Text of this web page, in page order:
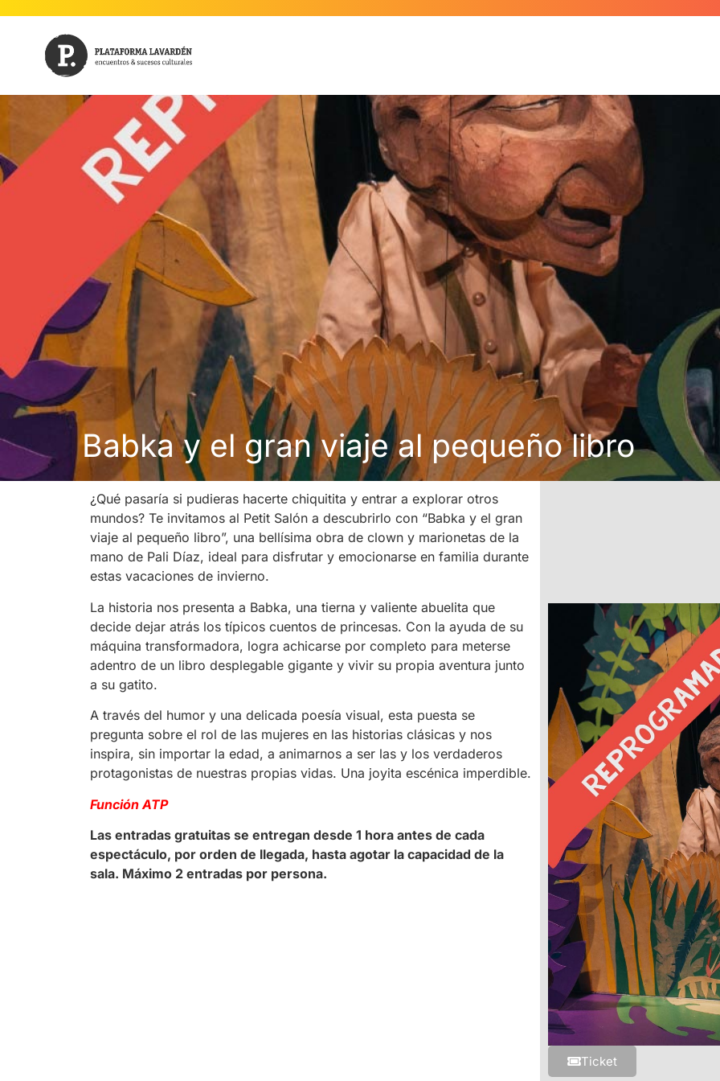
Babka y el gran viaje al pequeño libro
¿Qué pasaría si pudieras hacerte chiquitita y entrar a explorar otros
mundos? Te invitamos al Petit Salón a descubrirlo con “Babka y el gran
viaje al pequeño libro”, una bellísima obra de clown y marionetas de la
mano de Pali Díaz, ideal para disfrutar y emocionarse en familia durante
estas vacaciones de invierno.
La historia nos presenta a Babka, una tierna y valiente abuelita que
decide dejar atrás los típicos cuentos de princesas. Con la ayuda de su
máquina transformadora, logra achicarse por completo para meterse
adentro de un libro desplegable gigante y vivir su propia aventura junto
a su gatito.
A través del humor y una delicada poesía visual, esta puesta se
pregunta sobre el rol de las mujeres en las historias clásicas y nos
inspira, sin importar la edad, a animarnos a ser las y los verdaderos
protagonistas de nuestras propias vidas. Una joyita escénica imperdible.
Función ATP
Las entradas gratuitas se entregan desde 1 hora antes de cada
espectáculo, por orden de llegada, hasta agotar la capacidad de la
sala. Máximo 2 entradas por persona.
Ticket